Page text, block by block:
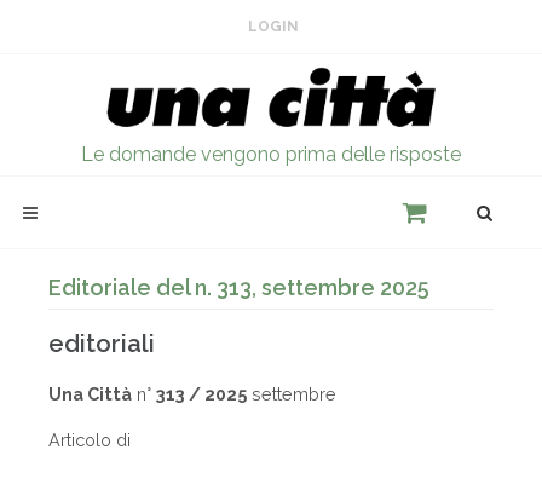
LOGIN
Le domande vengono prima delle risposte
Editoriale del n. 313, settembre 2025
editoriali
Una Città n° 313 / 2025 settembre
Articolo di